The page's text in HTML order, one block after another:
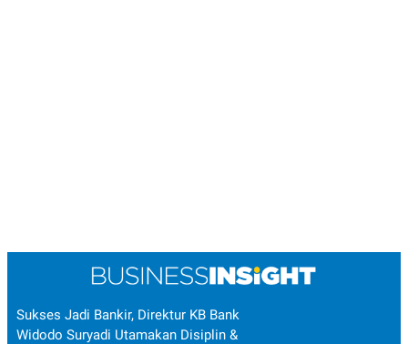
Sukses Jadi Bankir, Direktur KB Bank
Widodo Suryadi Utamakan Disiplin &